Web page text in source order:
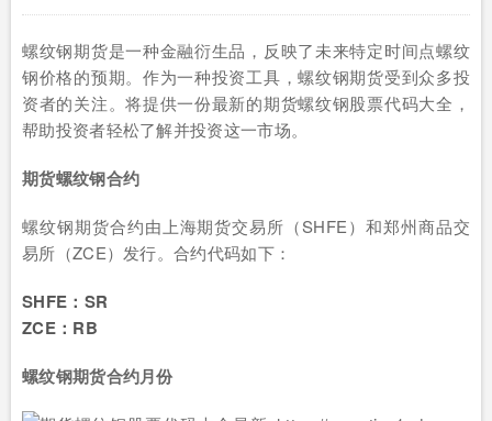
螺纹钢期货是一种金融衍生品，反映了未来特定时间点螺纹
钢价格的预期。作为一种投资工具，螺纹钢期货受到众多投
资者的关注。将提供一份最新的期货螺纹钢股票代码大全，
帮助投资者轻松了解并投资这一市场。
期货螺纹钢合约
螺纹钢期货合约由上海期货交易所（SHFE）和郑州商品交
易所（ZCE）发行。合约代码如下：
SHFE：SR
ZCE：RB
螺纹钢期货合约月份